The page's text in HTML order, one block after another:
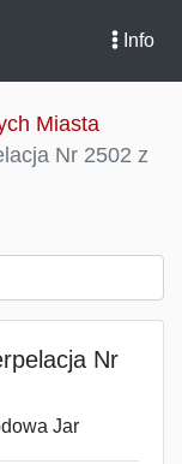
Info
Miasta
Nr 2502 z
Nr
Jar